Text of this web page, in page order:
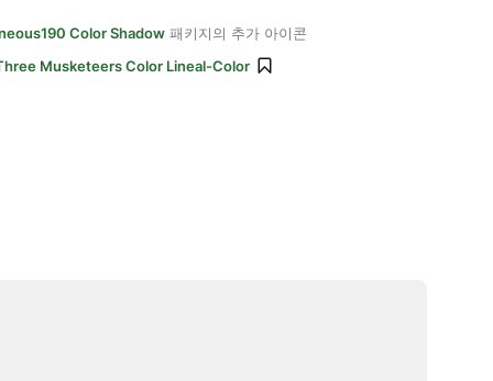
Color Shadow 패키지의 추가 아이콘
Musketeers Color Lineal-Color